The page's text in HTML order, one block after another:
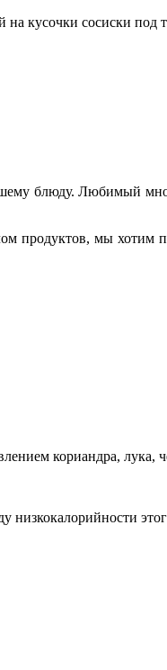
кусочки сосиски под
блюду. Любимый
продуктов, мы хотим
кориандра, лука,